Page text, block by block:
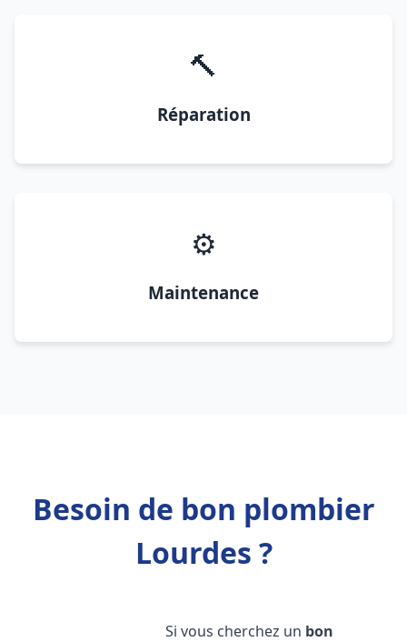
🔨
Réparation
⚙️
Maintenance
Besoin de bon plombier
Lourdes ?
Si vous cherchez un bon